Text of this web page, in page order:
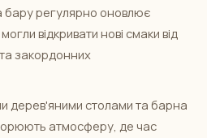
бару регулярно оновлює
відкривати нові смаки від
закордонних
дерев'яними столами та барна
атмосферу, де час